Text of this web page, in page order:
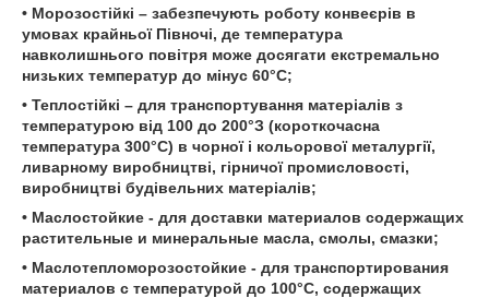
• Морозостійкі – забезпечують роботу конвеєрів в
умовах крайньої Півночі, де температура
навколишнього повітря може досягати екстремально
низьких температур до мінус 60°С;
• Теплостійкі – для транспортування матеріалів з
температурою від 100 до 200°З (короткочасна
температура 300°С) в чорної і кольорової металургії,
ливарному виробництві, гірничої промисловості,
виробництві будівельних матеріалів;
• Маслостойкие - для доставки материалов содержащих
растительные и минеральные масла, смолы, смазки;
• Маслотепломорозостойкие - для транспортирования
материалов с температурой до 100°С, содержащих